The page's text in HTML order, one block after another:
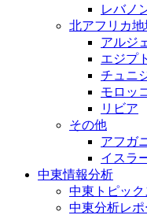
レバノ
北アフリカ地
アルジ
エジプト
チュニ
モロッ
リビア
その他
アフガ
イスラ
中東情報分析
中東トピック
中東分析レポ